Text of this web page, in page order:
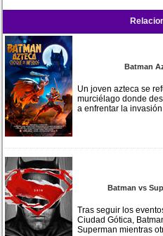
Batman
Un joven azteca se
murciélago donde
a enfrentar la invasión
Batman vs
Tras seguir los
Ciudad Gótica,
Superman mientras